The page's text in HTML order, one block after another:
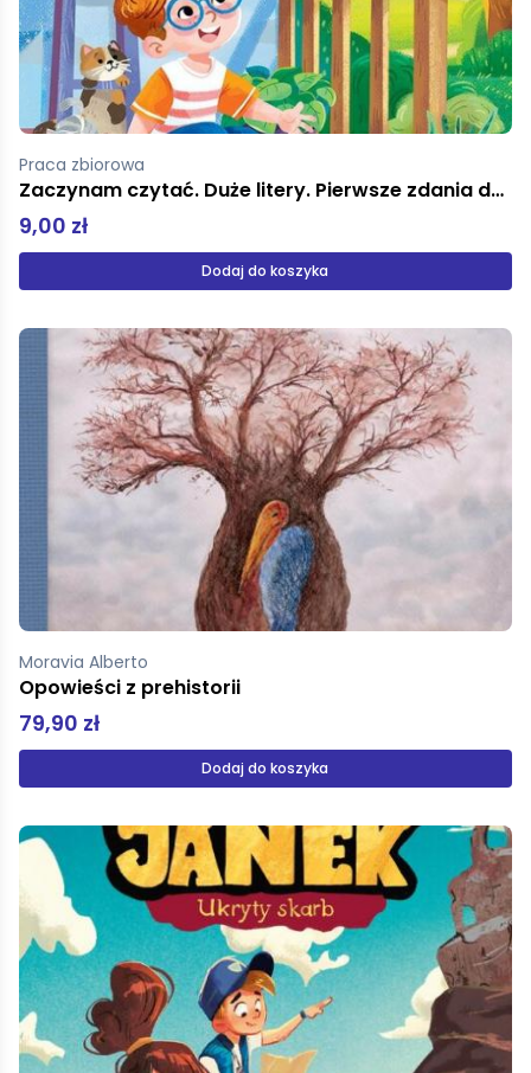
Praca zbiorowa
Zaczynam czytać. Duże litery. Pierwsze zdania do nauki czytania. Basia, Basia!
9,00 zł
Dodaj do koszyka
Moravia Alberto
Opowieści z prehistorii
79,90 zł
Dodaj do koszyka